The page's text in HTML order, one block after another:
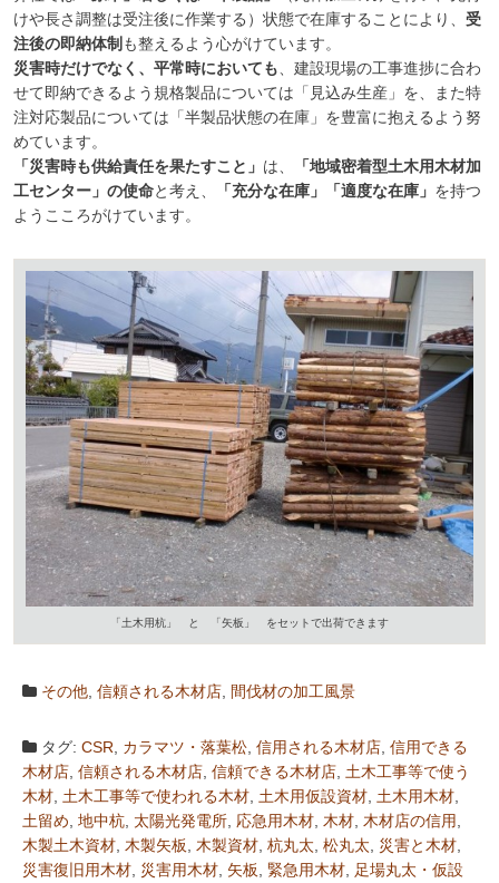
けや長さ調整は受注後に作業する）状態で在庫することにより、 受
注後の即納体制 も整えるよう心がけています。
災害時だけでなく、平常時においても 、建設現場の工事進捗に合わ
せて即納できるよう規格製品については「見込み生産」を、また特
注対応製品については「半製品状態の在庫」を豊富に抱えるよう努
めています。
「災害時も供給責任を果たすこと」 は、
「地域密着型土木用木材加
工センター」の使命と考え、 「充分な在庫」「適度な在庫」 を持つ
ようこころがけています。
「土木用杭」 と 「矢板」 をセットで出荷できます
その他 信頼される木材店 間伐材の加工風景
タグ: CSR カラマツ・落葉松 信用される木材店 信用できる
木材店 信頼される木材店 信頼できる木材店 土木工事等で使う
木材 土木工事等で使われる木材 土木用仮設資材 土木用木材
土留め 地中杭 太陽光発電所 応急用木材 木材 木材店の信用
木製土木資材 木製矢板 木製資材 杭丸太 松丸太 災害と木材
災害復旧用木材 災害用木材 矢板 緊急用木材
足場丸太・仮設